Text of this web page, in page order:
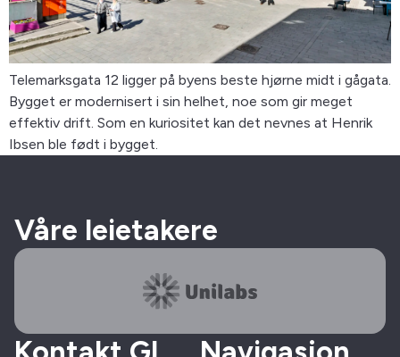
Telemarksgata 12 ligger på byens beste hjørne midt i gågata.
Bygget er modernisert i sin helhet, noe som gir meget
effektiv drift. Som en kuriositet kan det nevnes at Henrik
Ibsen ble født i bygget.
Våre leietakere